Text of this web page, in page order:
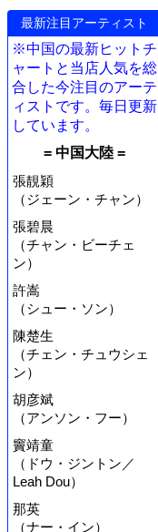
最新注目アーティスト
※中国の最新ヒットチ
ャートと当店人気を総
合した今注目のアーテ
ィストです。毎日更新
しています。
= 中国大陸 =
張靚穎
（ジェーン・チャン）
張碧晨
（チャン・ビーチェ
ン）
許嵩
（シュー・ソン）
陳楚生
（チェン・チュウシェ
ン）
胡彦斌
（アンソン・フー）
竇靖童
（ドウ・ジントン／
Leah Dou）
那英
（ナー・イン）